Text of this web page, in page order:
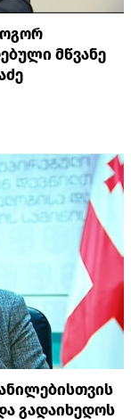
მწვანე
გადაიხედოს